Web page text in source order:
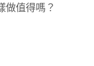
做值得嗎？